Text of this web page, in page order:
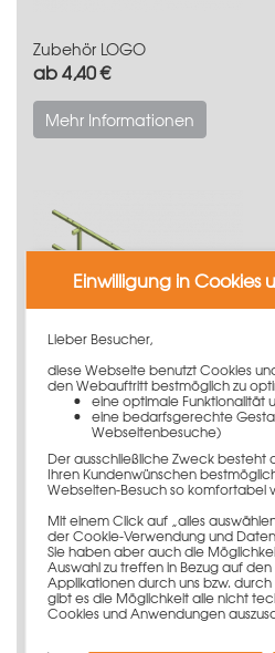
Zubehör LOGO
ab 4,40 €
Mehr Informationen
Multip für LOGO
ab 39,10 €
Einwilligung in Cookies
Lieber Besucher,
diese Webseite benutzt Cookies
den Webauftritt bestmöglich zu
eine optimale Funktionalität
eine bedarfsgerechte
Webseitenbesuche)
Der ausschließliche Zweck besteht
Ihren Kundenwünschen
Webseiten-Besuch so komfortabel
Mit einem Click auf „alles
der Cookie-Verwendung und
Sie haben aber auch die
Auswahl zu treffen in Bezug auf
Applikationen durch uns bzw.
gibt es die Möglichkeit alle nicht
Cookies und Anwendungen